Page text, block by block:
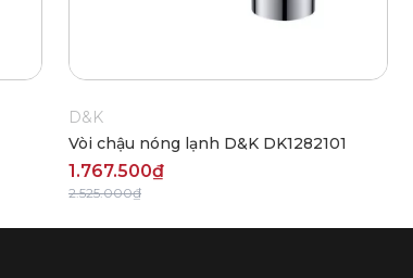
D&K
Vòi chậu nóng lạnh D&K DK1282101
1.767.500₫
2.525.000₫